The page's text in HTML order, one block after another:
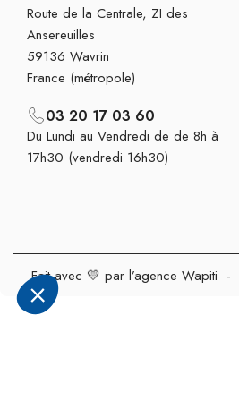
Route de la Centrale, ZI des
Ansereuilles
59136 Wavrin
France (métropole)
03 20 17 03 60
Du Lundi au Vendredi de de 8h à
17h30 (vendredi 16h30)
Fait avec 💛 par l’agence Wapiti -